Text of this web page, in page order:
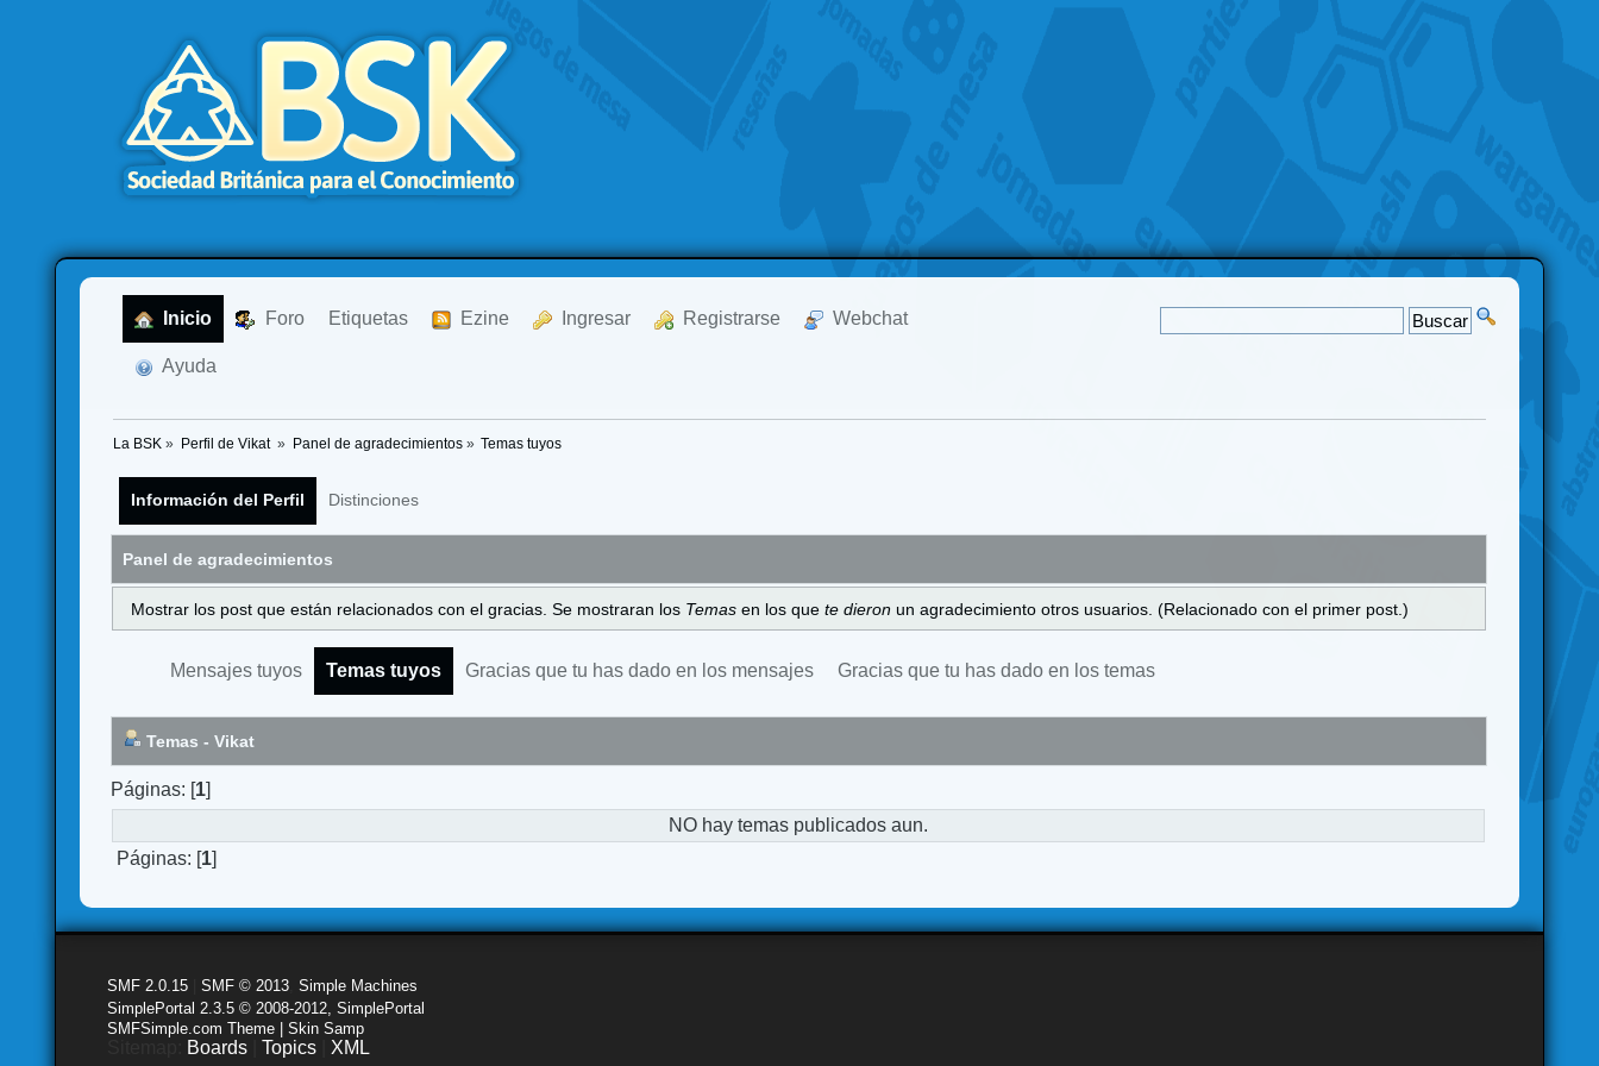
Inicio Foro Etiquetas Ezine Ingresar Registrarse Webchat
Ayuda
La BSK » Perfil de Vikat » Panel de agradecimientos» Temas tuyos
Información del Perfil Distinciones
Panel de agradecimientos
Mostrar los post que están relacionados con el gracias. Se mostraran los Temas en los que te dieron un agradecimiento otros usuarios. (Relacionado con el primer post.)
Mensajes tuyos Temas tuyos Gracias que tu has dado en los mensajes Gracias que tu has dado en los temas
Temas - Vikat
Páginas: [1]
NO hay temas publicados aun.
Páginas: [1]
SMF 2.0.15 |SMF © 2013 ,Simple Machines
SimplePortal 2.3.5 © 2008-2012, SimplePortal
SMFSimple.com Theme | Skin Samp
Boards |Topics XML